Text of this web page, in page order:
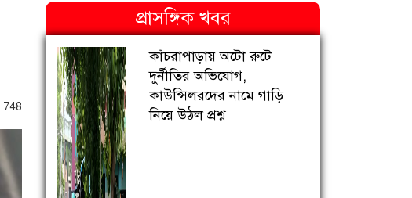
748
প্রাসঙ্গিক খবর
কাঁচরাপাড়ায় অটো রুটে
দুর্নীতির অভিযোগ,
কাউন্সিলরদের নামে গাড়ি
নিয়ে উঠল প্রশ্ন